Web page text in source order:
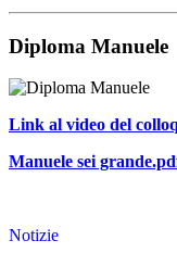
Diploma Manuele
Link al video del
Manuele sei
Notizie